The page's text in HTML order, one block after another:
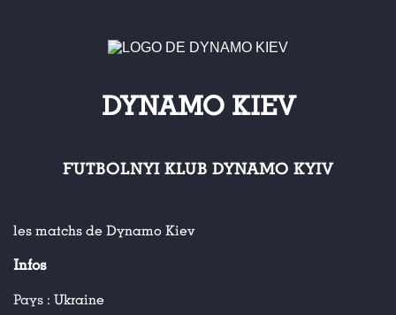
DYNAMO KIEV
FUTBOLNYI KLUB DYNAMO KYIV
les matchs de Dynamo Kiev
Infos
Pays : Ukraine